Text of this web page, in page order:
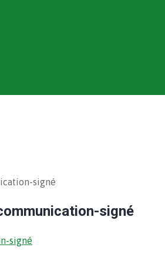
signé
signé
signé